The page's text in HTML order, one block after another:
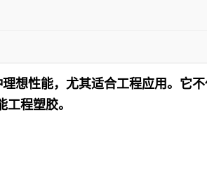
想性能，尤其适合工程应用。它不
程塑胶。